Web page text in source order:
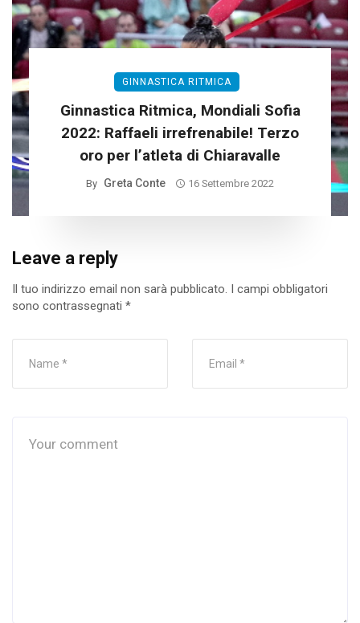
GINNASTICA RITMICA
Ginnastica Ritmica, Mondiali Sofia
2022: Raffaeli irrefrenabile! Terzo
oro per l’atleta di Chiaravalle
By Greta Conte 16 Settembre 2022
Leave a reply
Il tuo indirizzo email non sarà pubblicato.
I campi obbligatori
sono contrassegnati *